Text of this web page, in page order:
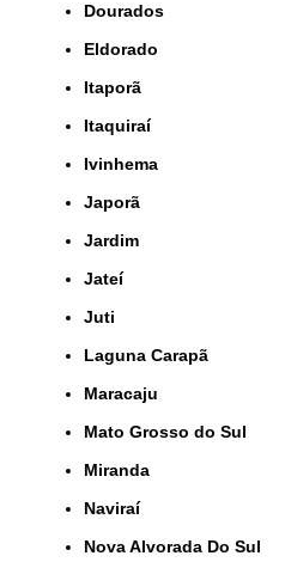
Dourados
Eldorado
Itaporã
Itaquiraí
Ivinhema
Japorã
Jardim
Jateí
Juti
Laguna Carapã
Maracaju
Mato Grosso do Sul
Miranda
Naviraí
Nova Alvorada Do Sul